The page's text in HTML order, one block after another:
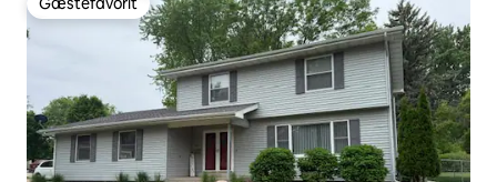
Gæstefavorit